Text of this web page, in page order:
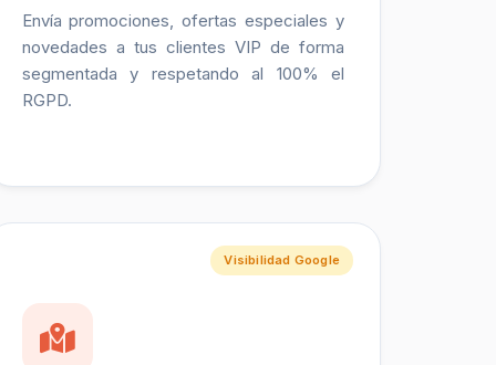
Envía promociones, ofertas especiales y
novedades a tus clientes VIP de forma
segmentada y respetando al 100% el
RGPD.
Visibilidad Google